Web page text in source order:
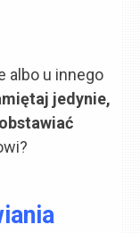
albo u innego
jedynie,